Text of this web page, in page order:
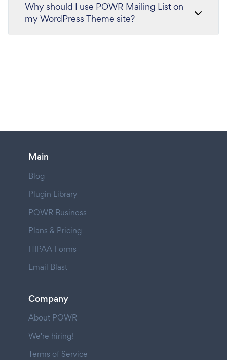
Why should I use POWR Mailing List on
my WordPress Theme site?
Main
Blog
Plugin Library
POWR Business
Plans & Pricing
HIPAA Forms
Email Blast
Company
About POWR
We're hiring!
Terms of Service